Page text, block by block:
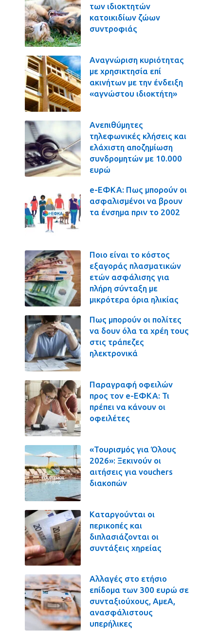
των ιδιοκτητών
κατοικιδίων ζώων
συντροφιάς
Αναγνώριση κυριότητας
με χρησικτησία επί
ακινήτων με την ένδειξη
«αγνώστου ιδιοκτήτη»
Ανεπιθύμητες
τηλεφωνικές κλήσεις και
ελάχιστη αποζημίωση
συνδρομητών με 10.000
ευρώ
e-ΕΦΚΑ: Πως μπορούν οι
ασφαλισμένοι να βρουν
τα ένσημα πριν το 2002
Ποιο είναι το κόστος
εξαγοράς πλασματικών
ετών ασφάλισης για
πλήρη σύνταξη με
μικρότερα όρια ηλικίας
Πως μπορούν οι πολίτες
να δουν όλα τα χρέη τους
στις τράπεζες
ηλεκτρονικά
Παραγραφή οφειλών
προς τον e-ΕΦΚΑ: Τι
πρέπει να κάνουν οι
οφειλέτες
«Τουρισμός για Όλους
2026»: Ξεκινούν οι
αιτήσεις για vouchers
διακοπών
Καταργούνται οι
περικοπές και
διπλασιάζονται οι
συντάξεις χηρείας
Αλλαγές στο ετήσιο
επίδομα των 300 ευρώ σε
συνταξιούχους, ΑμεΑ,
ανασφάλιστους
υπερήλικες